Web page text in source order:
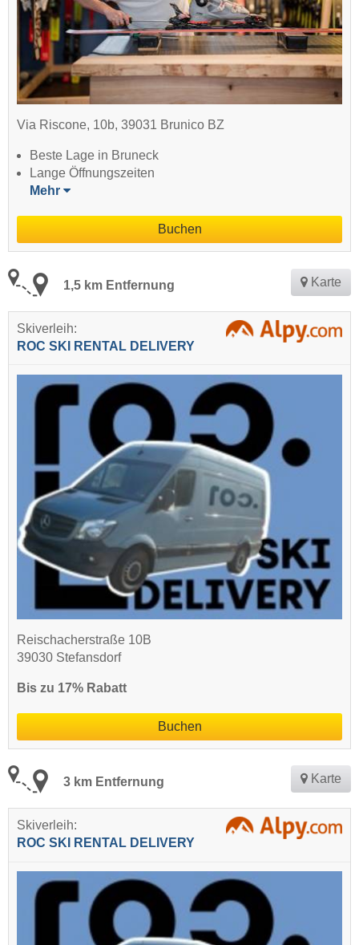
Via Riscone, 10b, 39031 Brunico BZ
Beste Lage in Bruneck
Lange Öffnungszeiten
Mehr
Buchen
1,5 km Entfernung Karte
Skiverleih:
ROC SKI RENTAL DELIVERY
Reischacherstraße 10B
39030 Stefansdorf
Bis zu 17% Rabatt
Buchen
3 km Entfernung Karte
Skiverleih:
ROC SKI RENTAL DELIVERY